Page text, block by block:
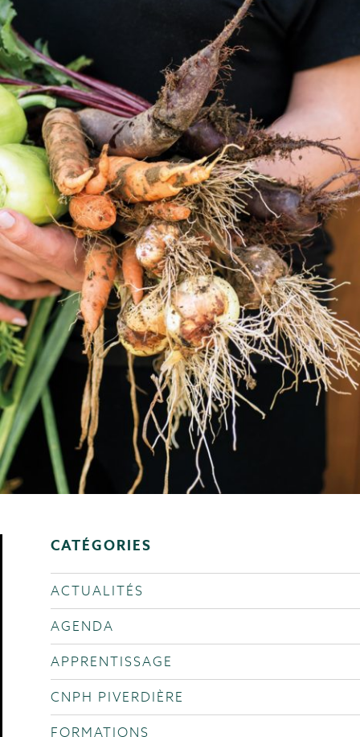
CATÉGORIES
ACTUALITÉS
AGENDA
APPRENTISSAGE
CNPH PIVERDIÈRE
FORMATIONS